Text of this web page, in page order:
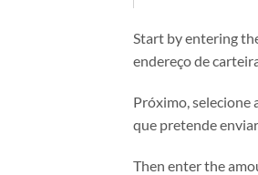
Start by entering
endereço de
Próximo, selecione
que pretende
Then enter the